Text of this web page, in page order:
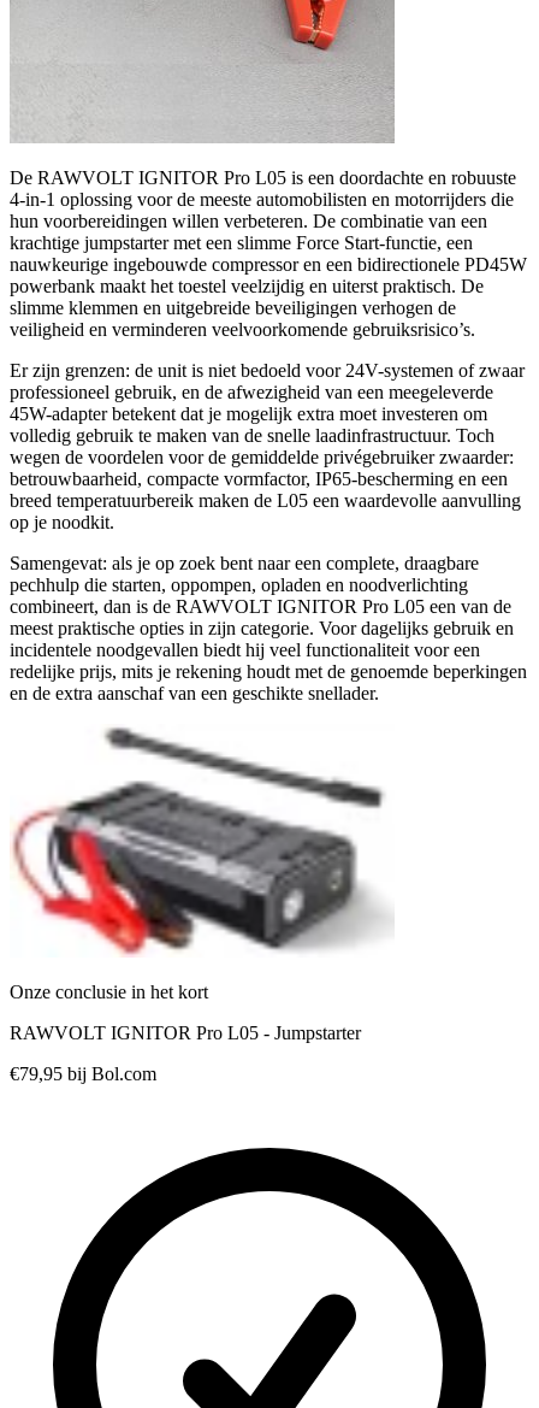
De RAWVOLT IGNITOR Pro L05 is een doordachte en robuuste
4-in-1 oplossing voor de meeste automobilisten en motorrijders die
hun voorbereidingen willen verbeteren. De combinatie van een
krachtige jumpstarter met een slimme Force Start-functie, een
nauwkeurige ingebouwde compressor en een bidirectionele PD45W
powerbank maakt het toestel veelzijdig en uiterst praktisch. De
slimme klemmen en uitgebreide beveiligingen verhogen de
veiligheid en verminderen veelvoorkomende gebruiksrisico’s.
Er zijn grenzen: de unit is niet bedoeld voor 24V-systemen of zwaar
professioneel gebruik, en de afwezigheid van een meegeleverde
45W-adapter betekent dat je mogelijk extra moet investeren om
volledig gebruik te maken van de snelle laadinfrastructuur. Toch
wegen de voordelen voor de gemiddelde privégebruiker zwaarder:
betrouwbaarheid, compacte vormfactor, IP65-bescherming en een
breed temperatuurbereik maken de L05 een waardevolle aanvulling
op je noodkit.
Samengevat: als je op zoek bent naar een complete, draagbare
pechhulp die starten, oppompen, opladen en noodverlichting
combineert, dan is de RAWVOLT IGNITOR Pro L05 een van de
meest praktische opties in zijn categorie. Voor dagelijks gebruik en
incidentele noodgevallen biedt hij veel functionaliteit voor een
redelijke prijs, mits je rekening houdt met de genoemde beperkingen
en de extra aanschaf van een geschikte snellader.
Onze conclusie in het kort
RAWVOLT IGNITOR Pro L05 - Jumpstarter
€79,95 bij Bol.com